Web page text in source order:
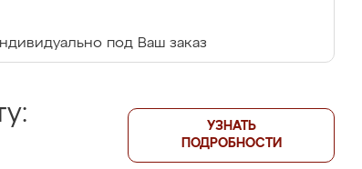
под Ваш заказ
УЗНАТЬ
ПОДРОБНОСТИ